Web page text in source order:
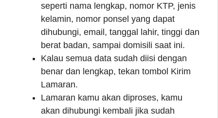
seperti nama lengkap, nomor KTP, jenis
kelamin, nomor ponsel yang dapat
dihubungi, email, tanggal lahir, tinggi dan
berat badan, sampai domisili saat ini.
Kalau semua data sudah diisi dengan
benar dan lengkap, tekan tombol Kirim
Lamaran.
Lamaran kamu akan diproses, kamu
akan dihubungi kembali jika sudah